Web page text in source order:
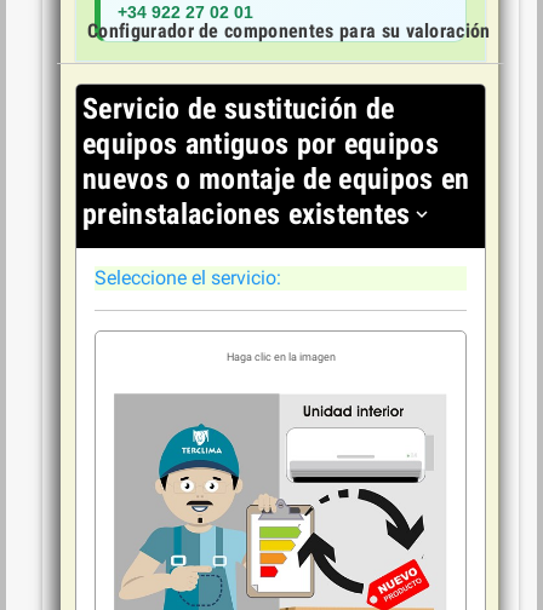
+34 922 27 02 01
Configurador
Servicio de sustitución de
equipos antiguos por equipos
nuevos o montaje de equipos en
preinstalaciones existentes expand_more
Seleccione el servicio: